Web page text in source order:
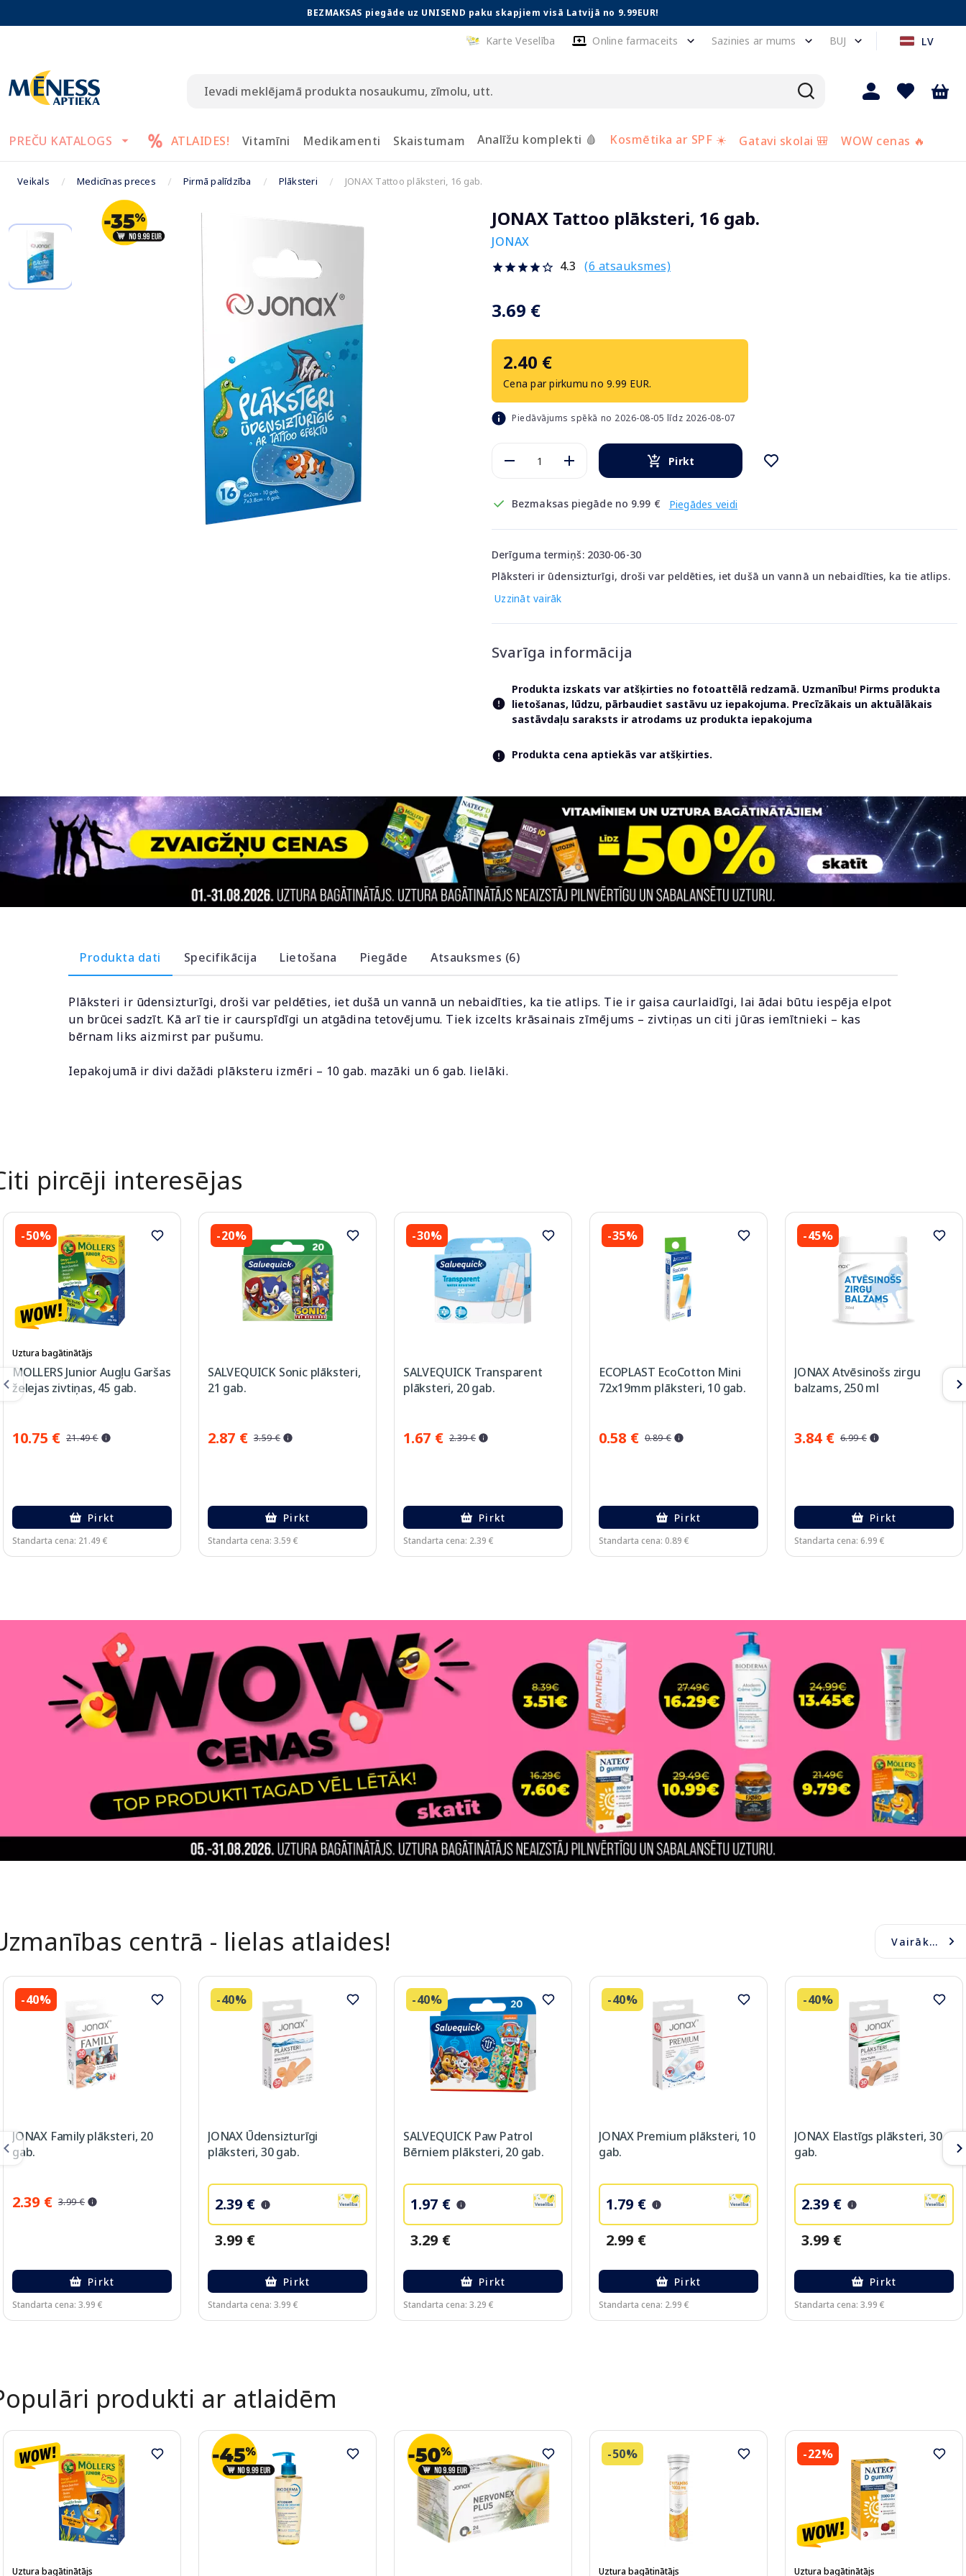
BEZMAKSAS piegāde uz UNISEND paku skapjiem visā Latvijā no 9.99EUR!
Karte Veselība Online farmaceits Sazinies ar mums BUJ LV
PREČU KATALOGS ATLAIDES! Vitamīni Medikamenti Skaistumam Analīžu komplekti 🩸 Kosmētika ar SPF ☀️ Gatavi skolai 🎒 WOW cenas 🔥
Veikals Medicīnas preces Pirmā palīdzība Plāksteri JONAX Tattoo plāksteri, 16 gab.
JONAX Tattoo plāksteri, 16 gab.
JONAX
4.3 (6 atsauksmes)
3.69 €
2.40 €
Cena par pirkumu no 9.99 EUR.
Piedāvājums spēkā no 2026-08-05 līdz 2026-08-07
Pirkt
Bezmaksas piegāde no 9.99 € Piegādes veidi
Derīguma termiņš: 2030-06-30
Plāksteri ir ūdensizturīgi, droši var peldēties, iet dušā un vannā un nebaidīties, ka tie atlips.
Uzzināt vairāk
Svarīga informācija
Produkta izskats var atšķirties no fotoattēlā redzamā. Uzmanību! Pirms produkta
lietošanas, lūdzu, pārbaudiet sastāvu uz iepakojuma. Precīzākais un aktuālākais
sastāvdaļu saraksts ir atrodams uz produkta iepakojuma
Produkta cena aptiekās var atšķirties.
Produkta dati Specifikācija Lietošana Piegāde Atsauksmes (6)
Plāksteri ir ūdensizturīgi, droši var peldēties, iet dušā un vannā un nebaidīties, ka tie atlips. Tie ir gaisa caurlaidīgi, lai ādai būtu iespēja elpot
un brūcei sadzīt. Kā arī tie ir caurspīdīgi un atgādina tetovējumu. Tiek izcelts krāsainais zīmējums – zivtiņas un citi jūras iemītnieki – kas
bērnam liks aizmirst par pušumu.
Iepakojumā ir divi dažādi plāksteru izmēri – 10 gab. mazāki un 6 gab. lielāki.
pircēji interesējas
-50%
Uztura bagātinātājs
MOLLERS Junior Augļu Garšas
želejas zivtiņas, 45 gab.
10.75 € 21.49 €
Pirkt
Standarta cena: 21.49 €
-20%
SALVEQUICK Sonic plāksteri,
21 gab.
2.87 € 3.59 €
Pirkt
Standarta cena: 3.59 €
-30%
SALVEQUICK Transparent
plāksteri, 20 gab.
1.67 € 2.39 €
Pirkt
Standarta cena: 2.39 €
-35%
ECOPLAST EcoCotton Mini
72x19mm plāksteri, 10 gab.
0.58 € 0.89 €
Pirkt
Standarta cena: 0.89 €
-45%
JONAX Atvēsinošs zirgu
balzams, 250 ml
3.84 € 6.99 €
Pirkt
Standarta cena: 6.99 €
centrā - lielas atlaides! Vairāk...
-40%
JONAX Family plāksteri, 20
gab.
2.39 € 3.99 €
Pirkt
Standarta cena: 3.99 €
-40%
JONAX Ūdensizturīgi
plāksteri, 30 gab.
2.39 €
3.99 €
Pirkt
Standarta cena: 3.99 €
-40%
SALVEQUICK Paw Patrol
Bērniem plāksteri, 20 gab.
1.97 €
3.29 €
Pirkt
Standarta cena: 3.29 €
-40%
JONAX Premium plāksteri, 10
gab.
1.79 €
2.99 €
Pirkt
Standarta cena: 2.99 €
-40%
JONAX Elastīgs plāksteri, 30
gab.
2.39 €
3.99 €
Pirkt
Standarta cena: 3.99 €
produkti ar atlaidēm
Uztura bagātinātājs
-50%
Uztura bagātinātājs
-22%
Uztura bagātinātājs